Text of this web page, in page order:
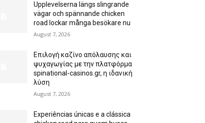
Upplevelserna längs slingrande
vägar och spännande chicken
road lockar många besökare nu
August 7, 2026
Επιλογή καζίνο απόλαυσης και
ψυχαγωγίας με την πλατφόρμα
spinational-casinos.gr, η ιδανική
λύση
August 7, 2026
Experiências únicas e a clássica